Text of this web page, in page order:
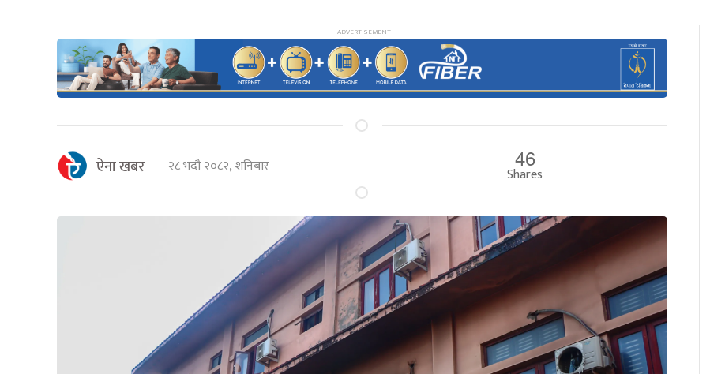
ऐना खबर २८ भदौ २०८२, शनिबार 46
Shares